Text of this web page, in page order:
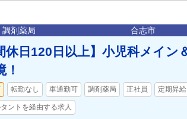
調剤薬局 合志市
休日120日以上】小児科メイ
！
転勤なし 車通勤可 調剤薬局 正社員 定期昇給
ントを経由する求人